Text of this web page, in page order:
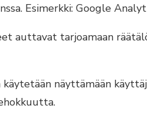
Esimerkki: Google
auttavat tarjoamaan
näyttämään